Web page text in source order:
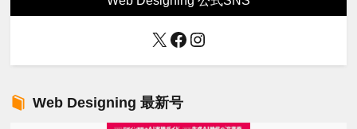
X Facebook
Instagram
Web Designing 最新号